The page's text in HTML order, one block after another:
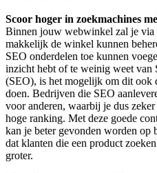
Scoor hoger in zoekmachines
Binnen jouw webwinkel zal je via
makkelijk de winkel kunnen
SEO onderdelen toe kunnen
inzicht hebt of te weinig weet van
(SEO), is het mogelijk om dit ook
doen. Bedrijven die SEO
voor anderen, waarbij je dus
hoge ranking. Met deze goede
kan je beter gevonden worden op
dat klanten die een product
groter.